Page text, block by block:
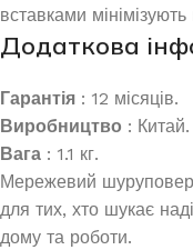
вставками
Додаткова
Гарантія : 12 місяців.
Виробництво : Китай.
Вага : 1.1 кг.
Мережевий
для тих, хто шукає
дому та роботи.